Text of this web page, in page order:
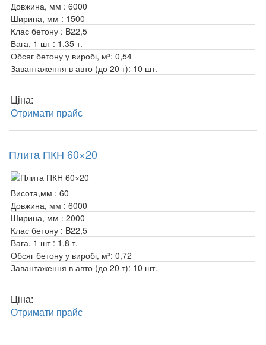
Довжина, мм : 6000
Ширина, мм : 1500
Клас бетону : B22,5
Вага, 1 шт : 1,35 т.
Обсяг бетону у виробі, м³: 0,54
Завантаження в авто (до 20 т): 10 шт.
Ціна:
Отримати прайс
Плита ПКН 60×20
Висота,мм : 60
Довжина, мм : 6000
Ширина, мм : 2000
Клас бетону : B22,5
Вага, 1 шт : 1,8 т.
Обсяг бетону у виробі, м³: 0,72
Завантаження в авто (до 20 т): 10 шт.
Ціна:
Отримати прайс